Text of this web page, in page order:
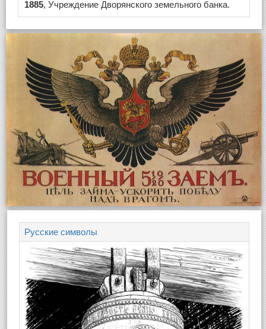
1885, Учреждение Дворянского земельного банка.
Русские символы